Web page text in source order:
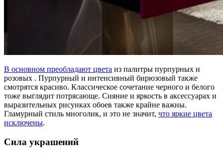
В основном преобладают цвета из палитры пурпурных и
розовых . Пурпурный и интенсивный бирюзовый также
смотрятся красиво. Классическое сочетание черного и белого
тоже выглядит потрясающе. Сияние и яркость в аксессуарах и
выразительных рисунках обоев также крайне важны.
Гламурный стиль многолик, и это не значит, что яркие цвета
исключены.
Сила украшений